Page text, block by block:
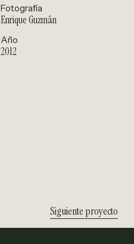
Fotografía
Enrique Guzmán
Año
2012
Siguiente proyecto